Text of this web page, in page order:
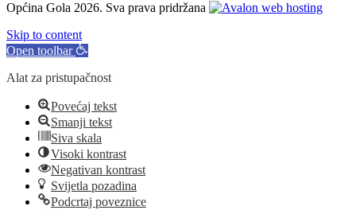
Općina Gola 2026. Sva prava pridržana
Skip to content
Open toolbar
Alat za pristupačnost
Povećaj tekst
Smanji tekst
Siva skala
Visoki kontrast
Negativan kontrast
Svijetla pozadina
Podcrtaj poveznice